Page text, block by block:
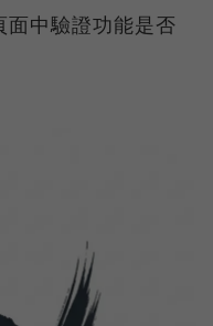
中驗證功能是否